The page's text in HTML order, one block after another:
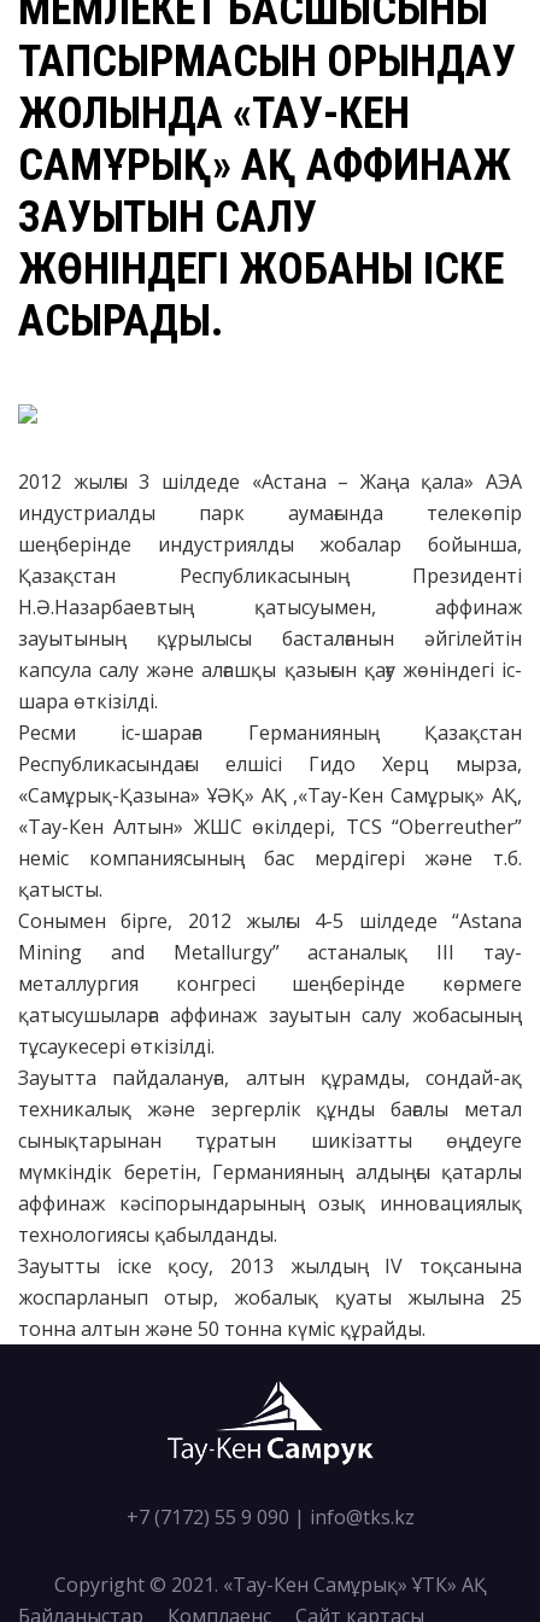
ТАПСЫРМАСЫН ОРЫНДАУ
ЖОЛЫНДА «ТАУ-КЕН
САМҰРЫҚ» АҚ АФФИНАЖ
ЗАУЫТЫН САЛУ
ЖӨНІНДЕГІ ЖОБАНЫ ІСКЕ
АСЫРАДЫ.
2012 жылғы 3 шілдеде «Астана – Жаңа қала» АЭА
индустриалды парк аумағында телекөпір
шеңберінде индустриялды жобалар бойынша,
Қазақстан Республикасының Президенті
Н.Ә.Назарбаевтың қатысуымен, аффинаж
зауытының құрылысы басталғанын әйгілейтін
капсула салу және алғашқы қазығын қағу жөніндегі іс-
шара өткізілді.
Ресми іс-шараға Германияның Қазақстан
Республикасындағы елшісі Гидо Херц мырза,
«Самұрық-Қазына» ҰӘҚ» АҚ ,«Тау-Кен Самұрық» АҚ,
«Тау-Кен Алтын» ЖШС өкілдері, TCS “Oberreuther”
неміс компаниясының бас мердігері және т.б.
қатысты.
Сонымен бірге, 2012 жылғы 4-5 шілдеде “Astana
Mining and Metallurgy” астаналық ІІІ тау-
металлургия конгресі шеңберінде көрмеге
қатысушыларға аффинаж зауытын салу жобасының
тұсаукесері өткізілді.
Зауытта пайдалануға, алтын құрамды, сондай-ақ
техникалық және зергерлік құнды бағалы метал
сынықтарынан тұратын шикізатты өңдеуге
мүмкіндік беретін, Германияның алдыңғы қатарлы
аффинаж кәсіпорындарының озық инновациялық
технологиясы қабылданды.
Зауытты іске қосу, 2013 жылдың IV тоқсанына
жоспарланып отыр, жобалық қуаты жылына 25
тонна алтын және 50 тонна күміс құрайды.
+7 (7172) 55 9 090 | info@tks.kz
Copyright © 2021. «Тау-Кен Самұрық» ҰТК» АҚ
Байланыстар
Комплаенс Сайт картасы